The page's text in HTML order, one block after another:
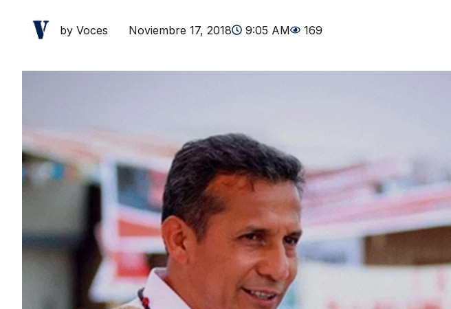
by Voces Noviembre 17, 2018 9:05 AM 169